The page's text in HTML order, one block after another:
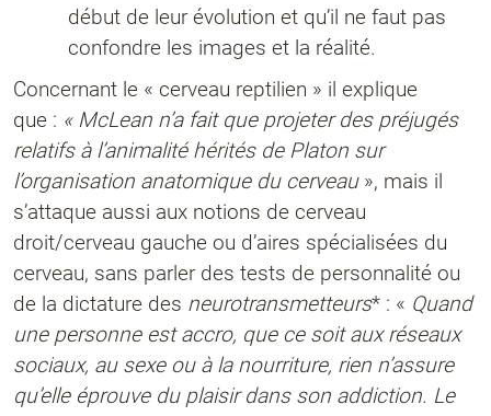
début de leur évolution et qu’il ne faut pas
confondre les images et la réalité.
Concernant le « cerveau reptilien » il explique
que : « McLean n’a fait que projeter des préjugés
relatifs à l’animalité hérités de Platon sur
l’organisation anatomique du cerveau», mais il
s’attaque aussi aux notions de cerveau
droit/cerveau gauche ou d’aires spécialisées du
cerveau, sans parler des tests de personnalité ou
de la dictature des neurotransmetteurs* : « Quand
une personne est accro, que ce soit aux réseaux
sociaux, au sexe ou à la nourriture, rien n’assure
qu’elle éprouve du plaisir dans son addiction. Le